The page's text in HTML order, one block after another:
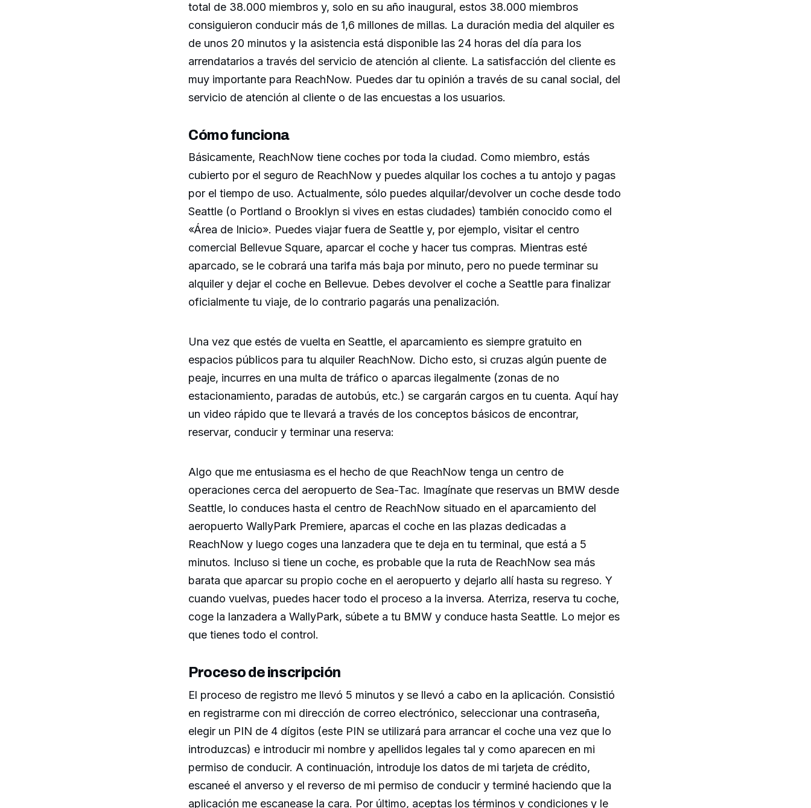
total de 38.000 miembros y, solo en su año inaugural, estos 38.000 miembros
consiguieron conducir más de 1,6 millones de millas. La duración media del alquiler es
de unos 20 minutos y la asistencia está disponible las 24 horas del día para los
arrendatarios a través del servicio de atención al cliente. La satisfacción del cliente es
muy importante para ReachNow. Puedes dar tu opinión a través de su canal social, del
servicio de atención al cliente o de las encuestas a los usuarios.
Cómo funciona
Básicamente, ReachNow tiene coches por toda la ciudad. Como miembro, estás
cubierto por el seguro de ReachNow y puedes alquilar los coches a tu antojo y pagas
por el tiempo de uso. Actualmente, sólo puedes alquilar/devolver un coche desde todo
Seattle (o Portland o Brooklyn si vives en estas ciudades) también conocido como el
«Área de Inicio». Puedes viajar fuera de Seattle y, por ejemplo, visitar el centro
comercial Bellevue Square, aparcar el coche y hacer tus compras. Mientras esté
aparcado, se le cobrará una tarifa más baja por minuto, pero no puede terminar su
alquiler y dejar el coche en Bellevue. Debes devolver el coche a Seattle para finalizar
oficialmente tu viaje, de lo contrario pagarás una penalización.
Una vez que estés de vuelta en Seattle, el aparcamiento es siempre gratuito en
espacios públicos para tu alquiler ReachNow. Dicho esto, si cruzas algún puente de
peaje, incurres en una multa de tráfico o aparcas ilegalmente (zonas de no
estacionamiento, paradas de autobús, etc.) se cargarán cargos en tu cuenta. Aquí hay
un video rápido que te llevará a través de los conceptos básicos de encontrar,
reservar, conducir y terminar una reserva:
Algo que me entusiasma es el hecho de que ReachNow tenga un centro de
operaciones cerca del aeropuerto de Sea-Tac. Imagínate que reservas un BMW desde
Seattle, lo conduces hasta el centro de ReachNow situado en el aparcamiento del
aeropuerto WallyPark Premiere, aparcas el coche en las plazas dedicadas a
ReachNow y luego coges una lanzadera que te deja en tu terminal, que está a 5
minutos. Incluso si tiene un coche, es probable que la ruta de ReachNow sea más
barata que aparcar su propio coche en el aeropuerto y dejarlo allí hasta su regreso. Y
cuando vuelvas, puedes hacer todo el proceso a la inversa. Aterriza, reserva tu coche,
coge la lanzadera a WallyPark, súbete a tu BMW y conduce hasta Seattle. Lo mejor es
que tienes todo el control.
Proceso de inscripción
El proceso de registro me llevó 5 minutos y se llevó a cabo en la aplicación. Consistió
en registrarme con mi dirección de correo electrónico, seleccionar una contraseña,
elegir un PIN de 4 dígitos (este PIN se utilizará para arrancar el coche una vez que lo
introduzcas) e introducir mi nombre y apellidos legales tal y como aparecen en mi
permiso de conducir. A continuación, introduje los datos de mi tarjeta de crédito,
escaneé el anverso y el reverso de mi permiso de conducir y terminé haciendo que la
aplicación me escanease la cara. Por último, aceptas los términos y condiciones y le